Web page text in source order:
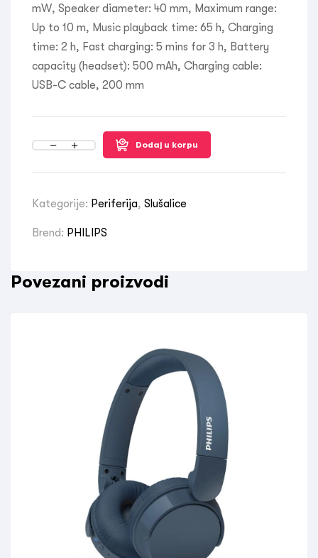
mW, Speaker diameter: 40 mm, Maximum range:
Up to 10 m, Music playback time: 65 h, Charging
time: 2 h, Fast charging: 5 mins for 3 h, Battery
capacity (headset): 500 mAh, Charging cable:
USB-C cable, 200 mm
Dodaj u korpu
Kategorije: Periferija, Slušalice
Brend: PHILIPS
Povezani proizvodi